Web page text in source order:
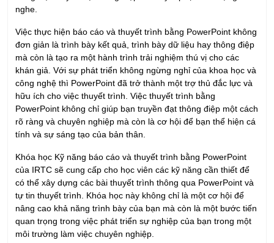
Việc thực hiện báo cáo và thuyết trình bằng PowerPoint không
mà còn là tạo ra một hành trình trải nghiệm thú vị cho các
khán giả. Với sự phát triển không ngừng nghỉ của khoa học và
công nghệ thì PowerPoint đã trở thành một trợ thủ đắc lực và
hữu ích cho việc thuyết trình. Việc thuyết trình bằng
PowerPoint không chỉ giúp bạn truyền đạt thông điệp một cách
rõ ràng và chuyên nghiệp mà còn là cơ hội để bạn thể hiện cá
tính và sự sáng tạo của bản thân.
Khóa học Kỹ năng báo cáo và thuyết trình bằng PowerPoint
có thể xây dựng các bài thuyết trình thông qua PowerPoint và
tự tin thuyết trình. Khóa học này không chỉ là một cơ hội để
nâng cao khả năng trình bày của bạn mà còn là một bước tiến
quan trọng trong việc phát triển sự nghiệp của bạn trong một
môi trường làm việc chuyên nghiệp.
Mục tiêu khóa học